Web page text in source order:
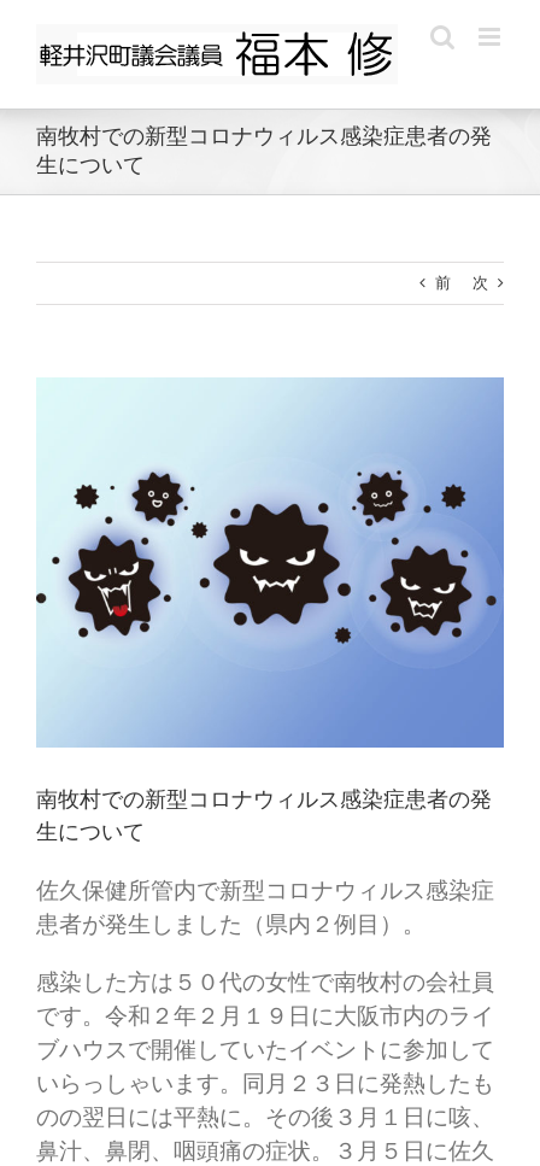
content
南牧村での新型コロナウィルス感染症患者の発
生について
前 次
南牧村での新型コロナウィルス感染症患者の発
生について
佐久保健所管内で新型コロナウィルス感染症
患者が発生しました（県内２例目）。
感染した方は５０代の女性で南牧村の会社員
です。令和２年２月１９日に大阪市内のライ
ブハウスで開催していたイベントに参加して
いらっしゃいます。同月２３日に発熱したも
のの翌日には平熱に。その後３月１日に咳、
鼻汁、鼻閉、咽頭痛の症状。３月５日に佐久